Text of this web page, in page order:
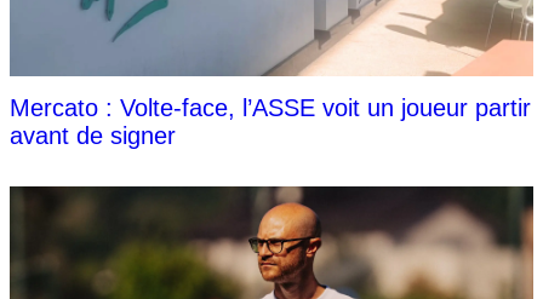
Mercato : Volte-face, l’ASSE voit un joueur partir
avant de signer